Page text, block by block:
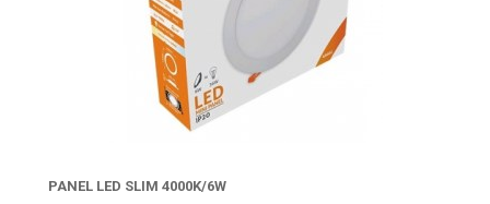
PANEL LED SLIM 4000K/6W